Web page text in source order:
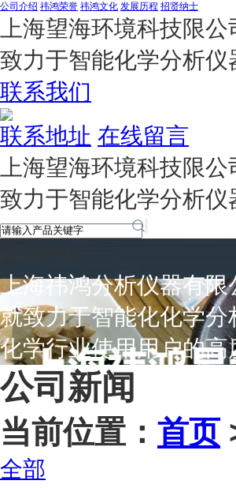
公司介绍 祎鸿荣誉 祎鸿文化 发展历程 招贤纳士
上海望海环境科技限
致力于智能化学分析
联系我们
联系地址 在线留言
上海望海环境科技限
致力于智能化学分析
上海祎鸿分析仪器有
就致力于智能化化学
化学行业使用用户的
公司新闻
当前位置： 首页
全部